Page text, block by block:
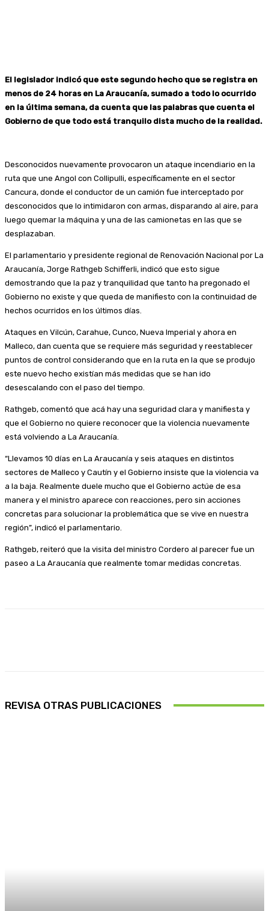
El legislador indicó que este segundo hecho que se registra en
menos de 24 horas en La Araucanía, sumado a todo lo ocurrido
en la última semana, da cuenta que las palabras que cuenta el
Gobierno de que todo está tranquilo dista mucho de la realidad.
Desconocidos nuevamente provocaron un ataque incendiario en la
ruta que une Angol con Collipulli, específicamente en el sector
Cancura, donde el conductor de un camión fue interceptado por
desconocidos que lo intimidaron con armas, disparando al aire, para
luego quemar la máquina y una de las camionetas en las que se
desplazaban.
El parlamentario y presidente regional de Renovación Nacional por La
Araucanía, Jorge Rathgeb Schifferli, indicó que esto sigue
demostrando que la paz y tranquilidad que tanto ha pregonado el
Gobierno no existe y que queda de manifiesto con la continuidad de
hechos ocurridos en los últimos días.
Ataques en Vilcún, Carahue, Cunco, Nueva Imperial y ahora en
Malleco, dan cuenta que se requiere más seguridad y reestablecer
puntos de control considerando que en la ruta en la que se produjo
este nuevo hecho existían más medidas que se han ido
desescalando con el paso del tiempo.
Rathgeb, comentó que acá hay una seguridad clara y manifiesta y
que el Gobierno no quiere reconocer que la violencia nuevamente
está volviendo a La Araucanía.
“Llevamos 10 días en La Araucanía y seis ataques en distintos
sectores de Malleco y Cautín y el Gobierno insiste que la violencia va
a la baja. Realmente duele mucho que el Gobierno actúe de esa
manera y el ministro aparece con reacciones, pero sin acciones
concretas para solucionar la problemática que se vive en nuestra
región”, indicó el parlamentario.
Rathgeb, reiteró que la visita del ministro Cordero al parecer fue un
paseo a La Araucanía que realmente tomar medidas concretas.
REVISA OTRAS PUBLICACIONES